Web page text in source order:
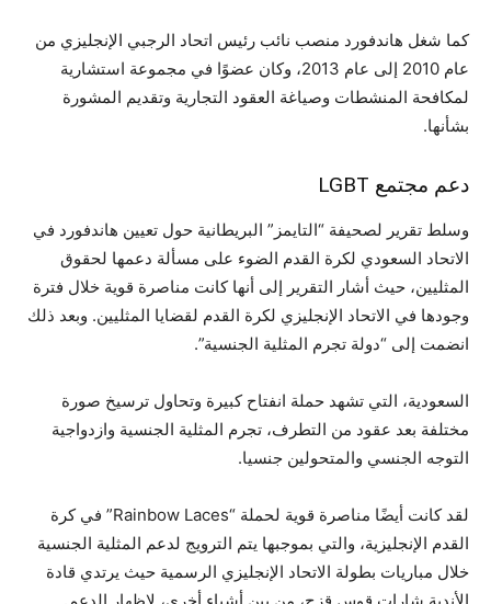
كما شغل هاندفورد منصب نائب رئيس اتحاد الرجبي الإنجليزي من
عام 2010 إلى عام 2013، وكان عضوًا في مجموعة استشارية
لمكافحة المنشطات وصياغة العقود التجارية وتقديم المشورة
بشأنها.
دعم مجتمع LGBT
وسلط تقرير لصحيفة “التايمز” البريطانية حول تعيين هاندفورد في
الاتحاد السعودي لكرة القدم الضوء على مسألة دعمها لحقوق
المثليين، حيث أشار التقرير إلى أنها كانت مناصرة قوية خلال فترة
وجودها في الاتحاد الإنجليزي لكرة القدم لقضايا المثليين. وبعد ذلك
انضمت إلى “دولة تجرم المثلية الجنسية”.
السعودية، التي تشهد حملة انفتاح كبيرة وتحاول ترسيخ صورة
مختلفة بعد عقود من التطرف، تجرم المثلية الجنسية وازدواجية
التوجه الجنسي والمتحولين جنسيا.
لقد كانت أيضًا مناصرة قوية لحملة “Rainbow Laces” في كرة
القدم الإنجليزية، والتي بموجبها يتم الترويج لدعم المثلية الجنسية
خلال مباريات بطولة الاتحاد الإنجليزي الرسمية حيث يرتدي قادة